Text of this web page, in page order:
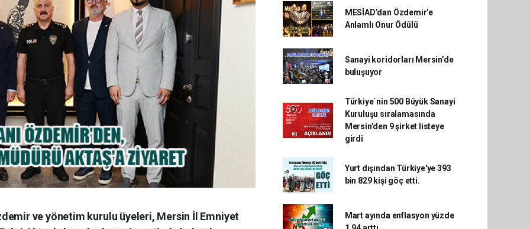
ve yönetim kurulu üyeleri, Mersin İl Emniyet
MESİAD’dan Özdemir’e
Anlamlı Onur Ödülü
Sanayi koridorları Mersin’de
buluşuyor
Türkiye`nin 500 Büyük Sanayi
Kuruluşu sıralamasında
Mersin'den 9 şirket listeye
girdi
Yurt dışından Türkiye'ye 393
bin 829 kişi göç etti.
Mart ayında enflasyon yüzde